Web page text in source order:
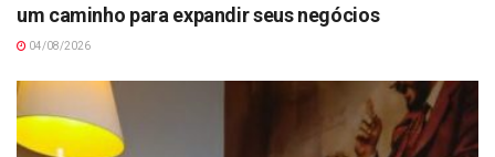
um caminho para expandir seus negócios
04/08/2026